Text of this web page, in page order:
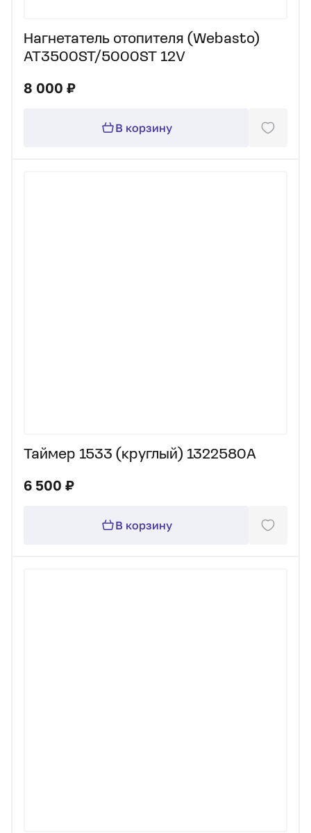
Нагнетатель отопителя (Webasto)
AT3500ST/5000ST 12V
8 000 ₽
В корзину
Таймер 1533 (круглый) 1322580A
6 500 ₽
В корзину